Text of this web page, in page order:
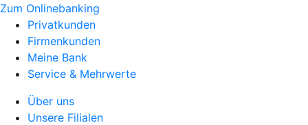
Zum Onlinebanking
Privatkunden
Firmenkunden
Meine Bank
Service & Mehrwerte
Über uns
Unsere Filialen